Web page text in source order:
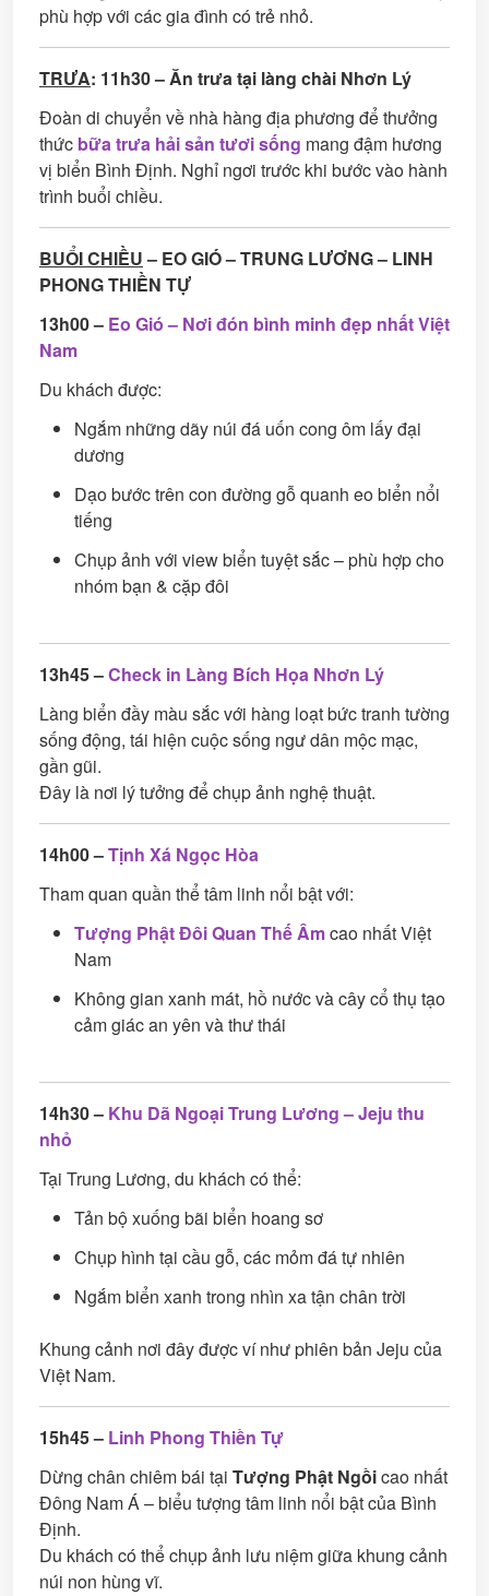
phù hợp với các gia đình có trẻ nhỏ.
TRƯA: 11h30 – Ăn trưa tại làng chài Nhơn Lý
Đoàn di chuyển về nhà hàng địa phương để thưởng
thức bữa trưa hải sản tươi sống mang đậm hương
vị biển Bình Định. Nghỉ ngơi trước khi bước vào hành
trình buổi chiều.
BUỔI CHIỀU– EO GIÓ – TRUNG LƯƠNG – LINH
PHONG THIỀN TỰ
13h00 – Eo Gió – Nơi đón bình minh đẹp nhất Việt
Nam
Du khách được:
Ngắm những dãy núi đá uốn cong ôm lấy đại
dương
Dạo bước trên con đường gỗ quanh eo biển nổi
tiếng
Chụp ảnh với view biển tuyệt sắc – phù hợp cho
nhóm bạn & cặp đôi
13h45 –Check in Làng Bích Họa Nhơn Lý
Làng biển đầy màu sắc với hàng loạt bức tranh tường
sống động, tái hiện cuộc sống ngư dân mộc mạc,
gần gũi.
Đây là nơi lý tưởng để chụp ảnh nghệ thuật.
14h00 –Tịnh Xá Ngọc Hòa
Tham quan quần thể tâm linh nổi bật với:
Tượng Phật Đôi Quan Thế Âmcao nhất Việt
Nam
Không gian xanh mát, hồ nước và cây cổ thụ tạo
cảm giác an yên và thư thái
14h30 – Khu Dã Ngoại Trung Lương – Jeju thu
nhỏ
Tại Trung Lương, du khách có thể:
Tản bộ xuống bãi biển hoang sơ
Chụp hình tại cầu gỗ, các mỏm đá tự nhiên
Ngắm biển xanh trong nhìn xa tận chân trời
Khung cảnh nơi đây được ví như phiên bản Jeju của
Việt Nam.
15h45 – Linh Phong Thiền Tự
Dừng chân chiêm bái tại Tượng Phật Ngồicao nhất
Đông Nam Á – biểu tượng tâm linh nổi bật của Bình
Định.
Du khách có thể chụp ảnh lưu niệm giữa khung cảnh
núi non hùng vĩ.